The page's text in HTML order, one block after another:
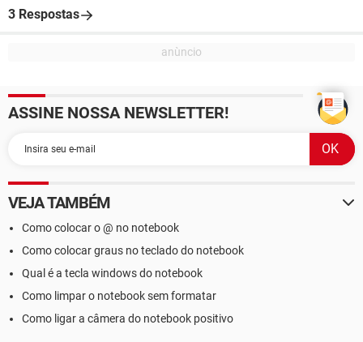
3 Respostas
ASSINE NOSSA NEWSLETTER!
VEJA TAMBÉM
Como colocar o @ no notebook
Como colocar graus no teclado do notebook
Qual é a tecla windows do notebook
Como limpar o notebook sem formatar
Como ligar a câmera do notebook positivo